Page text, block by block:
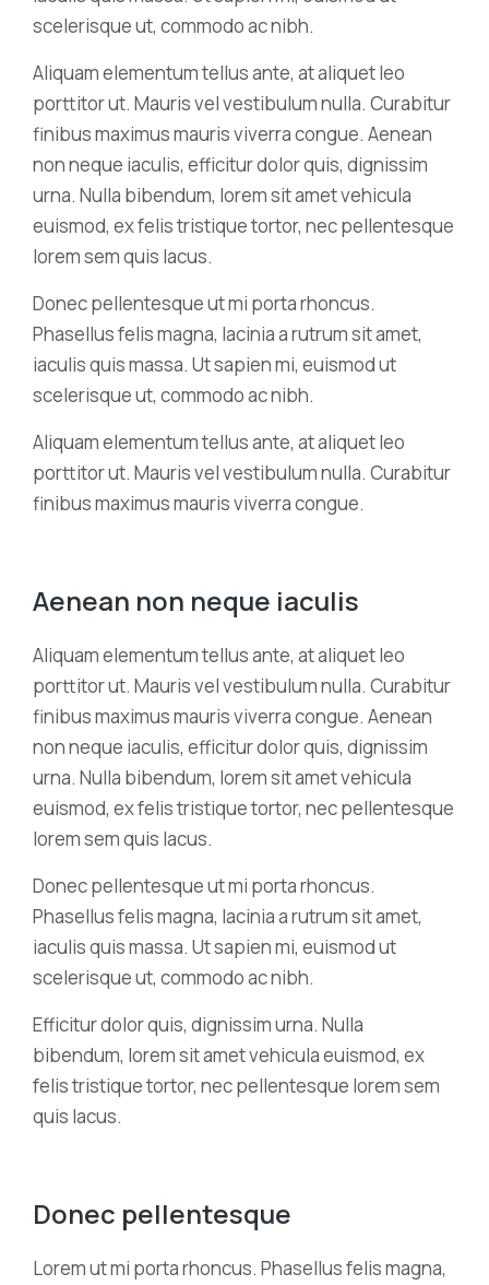
scelerisque ut, commodo ac nibh.
Aliquam elementum tellus ante, at aliquet leo
porttitor ut. Mauris vel vestibulum nulla. Curabitur
finibus maximus mauris viverra congue. Aenean
non neque iaculis, efficitur dolor quis, dignissim
urna. Nulla bibendum, lorem sit amet vehicula
euismod, ex felis tristique tortor, nec pellentesque
lorem sem quis lacus.
Donec pellentesque ut mi porta rhoncus.
Phasellus felis magna, lacinia a rutrum sit amet,
iaculis quis massa. Ut sapien mi, euismod ut
scelerisque ut, commodo ac nibh.
Aliquam elementum tellus ante, at aliquet leo
porttitor ut. Mauris vel vestibulum nulla. Curabitur
finibus maximus mauris viverra congue.
Aenean non neque iaculis
Aliquam elementum tellus ante, at aliquet leo
porttitor ut. Mauris vel vestibulum nulla. Curabitur
finibus maximus mauris viverra congue. Aenean
non neque iaculis, efficitur dolor quis, dignissim
urna. Nulla bibendum, lorem sit amet vehicula
euismod, ex felis tristique tortor, nec pellentesque
lorem sem quis lacus.
Donec pellentesque ut mi porta rhoncus.
Phasellus felis magna, lacinia a rutrum sit amet,
iaculis quis massa. Ut sapien mi, euismod ut
scelerisque ut, commodo ac nibh.
Efficitur dolor quis, dignissim urna. Nulla
bibendum, lorem sit amet vehicula euismod, ex
felis tristique tortor, nec pellentesque lorem sem
quis lacus.
Donec pellentesque
Lorem ut mi porta rhoncus. Phasellus felis magna,